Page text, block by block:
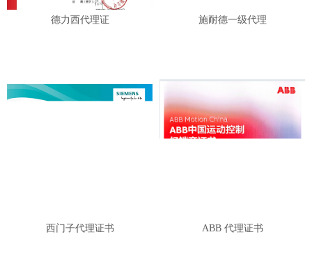
德力西代理证 施耐德一级代理
西门子代理证书 ABB 代理证书